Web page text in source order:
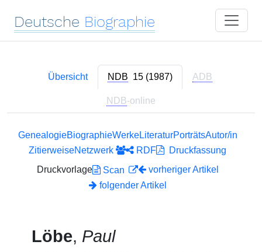
Deutsche Biographie
Übersicht NDB 15 (1987) ADB
NDB-online
GenealogieBiographieWerkeLiteraturPorträtsAutor/in
ZitierweiseNetzwerk RDF
Druckfassung
Druckvorlage
Scan
vorheriger Artikel
folgender Artikel
Löbe, Paul